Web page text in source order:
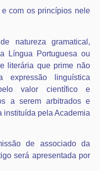
com os princípios nele
natureza gramatical,
Língua Portuguesa ou
literária que prime não
linguística
valor científico e
a serem arbitrados e
instituída pela Academia
de associado da
será apresentada por